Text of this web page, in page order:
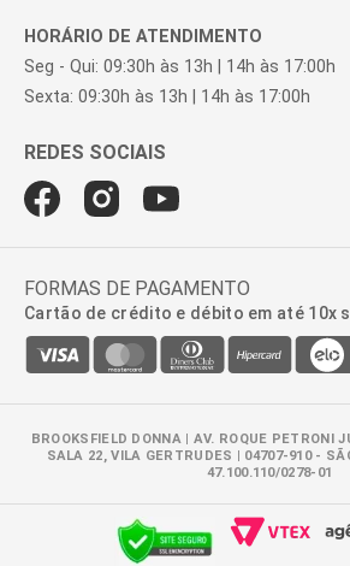
HORÁRIO DE ATENDIMENTO
Seg - Qui: 09:30h às 13h | 14h às 17:00h
Sexta: 09:30h às 13h | 14h às 17:00h
FORMAS DE PAGAMENTO
Cartão de crédito e débito em até 10x
BROOKSFIELD DONNA | AV. ROQUE PETRONI
SALA 22, VILA GERTRUDES | 04707-910 -
47.100.110/0278-01